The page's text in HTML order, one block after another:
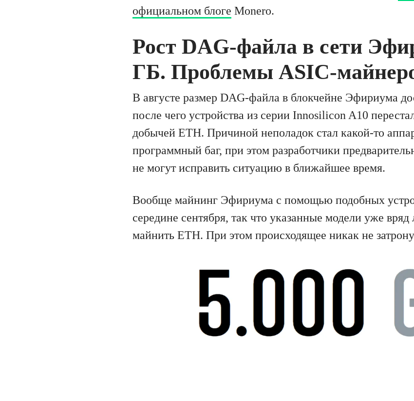
официальном блоге Monero.
Рост DAG-файла в сети
ГБ. Проблемы ASIC-
В августе размер DAG-файла в блокчейне Эфириума
после чего устройства из серии Innosilicon A10
добычей ETH. Причиной неполадок стал какой-то
программный баг, при этом разработчики
не могут исправить ситуацию в ближайшее время.
Вообще майнинг Эфириума с помощью подобных
середине сентября, так что указанные модели уже вряд
майнить ETH. При этом происходящее никак не